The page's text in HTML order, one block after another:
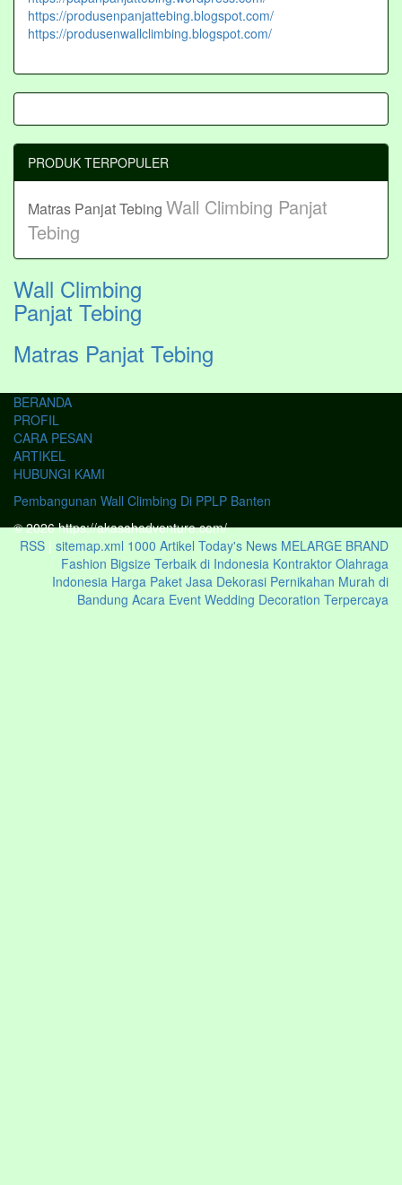
https://produsenpanjattebing.blogspot.com/
https://produsenwallclimbing.blogspot.com/
PRODUK TERPOPULER
Matras Panjat Tebing Wall Climbing Panjat
Tebing
Wall Climbing
Panjat Tebing
Matras Panjat Tebing
BERANDA
PROFIL
CARA PESAN
ARTIKEL
HUBUNGI KAMI
Pembangunan Wall Climbing Di PPLP Banten
© 2026 https://akasahadventure.com/
RSS | sitemap.xml 1000 Artikel Today's News MELARGE BRAND
Fashion Bigsize Terbaik di Indonesia Kontraktor Olahraga
Indonesia Harga Paket Jasa Dekorasi Pernikahan Murah di
Bandung Acara Event Wedding Decoration Terpercaya